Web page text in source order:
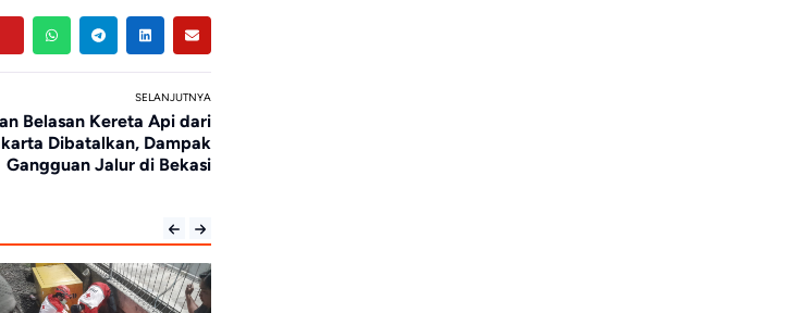
SELANJUTNYA
Belasan Kereta Api dari
Dibatalkan, Dampak
Gangguan Jalur di Bekasi